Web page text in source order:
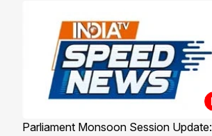
Parliament Monsoon Session Update: